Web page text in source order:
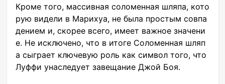
Кроме того, массивная соломенная шляпа, кото
рую видели в Марихуа, не была простым совпа
дением и, скорее всего, имеет важное значени
е. Не исключено, что в итоге Соломенная шляп
а сыграет ключевую роль как символ того, что
Луффи унаследует завещание Джой Боя.